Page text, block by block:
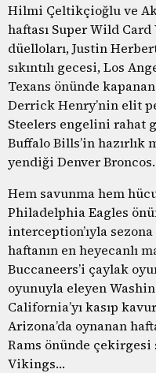
Hilmi Çeltikçioğlu ve
haftası Super Wild Card
düelloları, Justin
sıkıntılı gecesi, Los
Texans önünde
Derrick Henry’nin elit
Steelers engelini rahat
Buffalo Bills’in hazırlık
yendiği Denver
Hem savunma hem
Philadelphia Eagles
interception’ıyla
haftanın en heyecanlı
Buccaneers’i çaylak
oyunuyla eleyen
California’yı kasıp
Arizona’da oynanan
Rams önünde çekirgesi
Vikings…